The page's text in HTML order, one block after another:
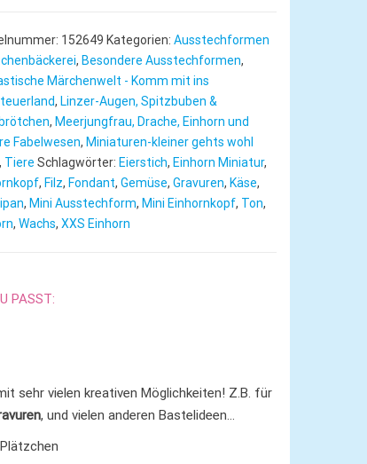
e
r
t
i
v
e
:
152649 Kategorien: Ausstechformen
, Besondere Ausstechformen,
Märchenwelt - Komm mit ins
, Linzer-Augen, Spitzbuben &
, Meerjungfrau, Drache, Einhorn und
Fabelwesen, Miniaturen-kleiner gehts wohl
, Tiere Schlagwörter: Eierstich, Einhorn Miniatur,
, Filz, Fondant, Gemüse, Gravuren, Käse,
, Mini Ausstechform, Mini Einhornkopf, Ton,
, Wachs, XXS Einhorn
PASST:
sehr vielen kreativen Möglichkeiten! Z.B. für
, und vielen anderen Bastelideen…